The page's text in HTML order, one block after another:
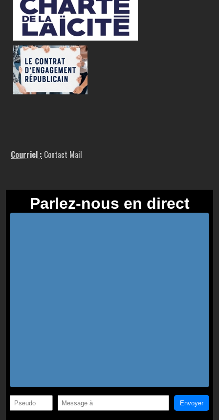
Courriel : Contact Mail